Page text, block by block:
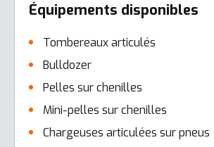
Équipements disponibles
Tombereaux articulés
Bulldozer
Pelles sur chenilles
Mini-pelles sur chenilles
Chargeuses articulées sur pneus